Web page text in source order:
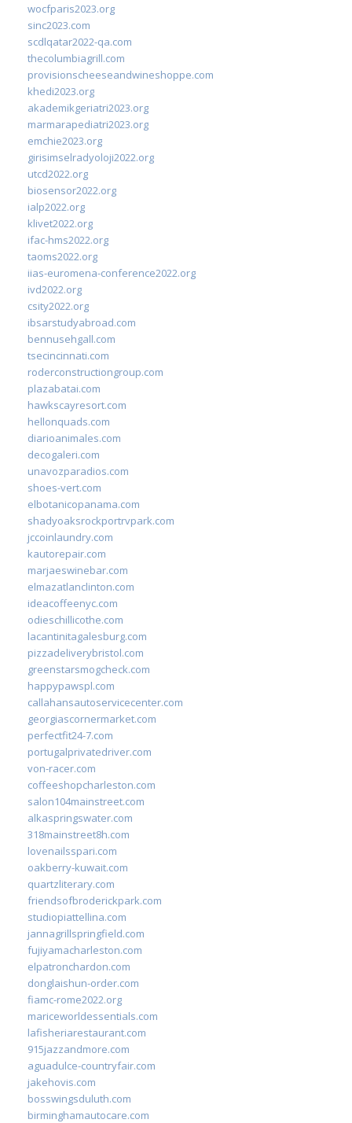
wocfparis2023.org
sinc2023.com
scdlqatar2022-qa.com
thecolumbiagrill.com
provisionscheeseandwineshoppe.com
khedi2023.org
akademikgeriatri2023.org
marmarapediatri2023.org
emchie2023.org
girisimselradyoloji2022.org
utcd2022.org
biosensor2022.org
ialp2022.org
klivet2022.org
ifac-hms2022.org
taoms2022.org
iias-euromena-conference2022.org
ivd2022.org
csity2022.org
ibsarstudyabroad.com
bennusehgall.com
tsecincinnati.com
roderconstructiongroup.com
plazabatai.com
hawkscayresort.com
hellonquads.com
diarioanimales.com
decogaleri.com
unavozparadios.com
shoes-vert.com
elbotanicopanama.com
shadyoaksrockportrvpark.com
jccoinlaundry.com
kautorepair.com
marjaeswinebar.com
elmazatlanclinton.com
ideacoffeenyc.com
odieschillicothe.com
lacantinitagalesburg.com
pizzadeliverybristol.com
greenstarsmogcheck.com
happypawspl.com
callahansautoservicecenter.com
georgiascornermarket.com
perfectfit24-7.com
portugalprivatedriver.com
von-racer.com
coffeeshopcharleston.com
salon104mainstreet.com
alkaspringswater.com
318mainstreet8h.com
lovenailsspari.com
oakberry-kuwait.com
quartzliterary.com
friendsofbroderickpark.com
studiopiattellina.com
jannagrillspringfield.com
fujiyamacharleston.com
elpatronchardon.com
donglaishun-order.com
fiamc-rome2022.org
mariceworldessentials.com
lafisheriarestaurant.com
915jazzandmore.com
aguadulce-countryfair.com
jakehovis.com
bosswingsduluth.com
birminghamautocare.com